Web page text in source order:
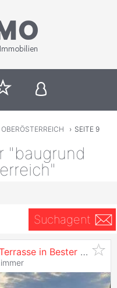
› SEITE 9
"baugrund
Suchagent
Helle 3-Zimmer-Wohnung mit Terrasse in Bester Linzer Innenstadtlage